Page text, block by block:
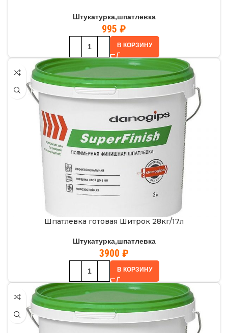
Штукатурка,шпатлевка
995 ₽
В КОРЗИНУ
Шпатлевка готовая Шитрок 28кг/17л
Штукатурка,шпатлевка
3900 ₽
В КОРЗИНУ